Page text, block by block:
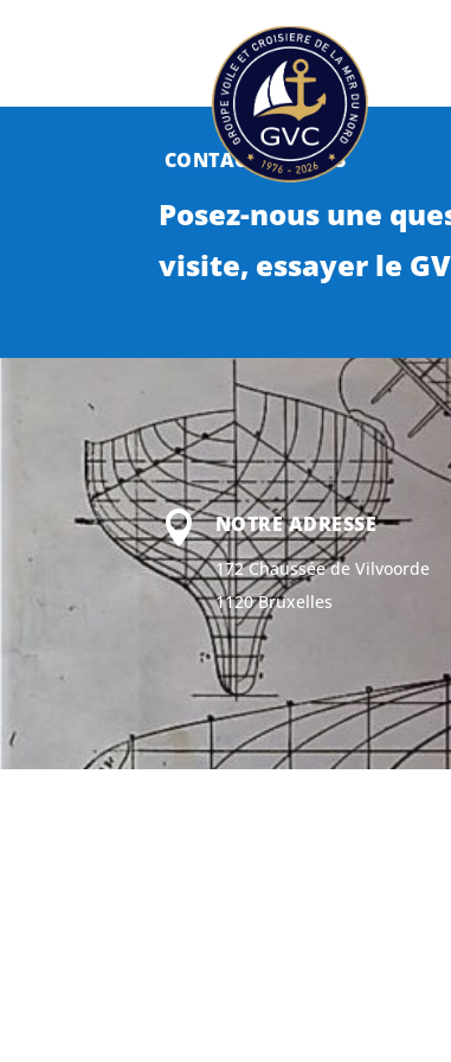
CONTACTEZ-NOUS
Posez-nous une
visite, essayer le
 NOTRE ADRESSE
172 Chaussée de Vilvoorde
1120 Bruxelles